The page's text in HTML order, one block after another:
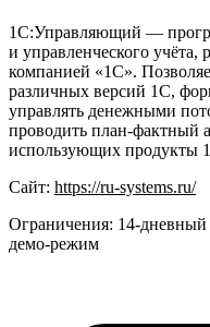
1С:Управляющий —
и управленческого учёта,
компанией «1С».
различных версий 1С,
управлять денежными
проводить план-фактный
использующих продукты
Сайт: https://ru-systems.ru/
Ограничения:
демо‑режим